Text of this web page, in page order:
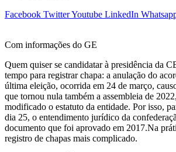
Facebook TwitterYoutube LinkedIn
Com informações do GE
Quem quiser se candidatar à presidência da
tempo para registrar chapa: a anulação do
última eleição, ocorrida em 24 de março,
que tornou nula também a assembleia de
modificado o estatuto da entidade. Por isso,
dia 25, o entendimento jurídico da
documento que foi aprovado em 2017.Na
registro de chapas mais complicado.